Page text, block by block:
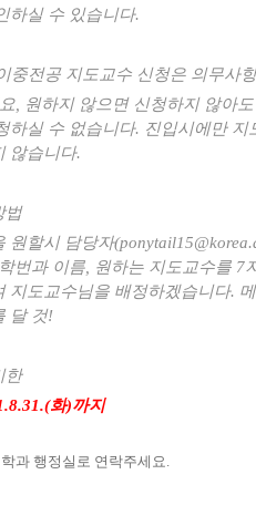
하실 수 있습니다.
중전공 지도교수 신청은 의무사
, 원하지 않으면 신청하지 않아
하실 수 없습니다. 진입시에만
않습니다.
법
원할시 담당자
번과 이름, 원하는 지도교수를 7
지도교수님을 배정하겠습니다.
달 것!
한
화)까지
과 행정실로 연락주세요